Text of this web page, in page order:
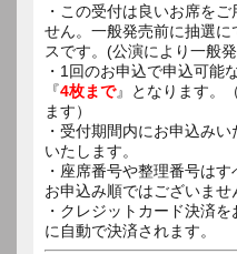
・この受付は良いお席を
せん。一般発売前に抽選
スです。(公演により一般
・1回のお申込で申込可能
『4枚まで』となります。
ます）
・受付期間内にお申込み
いたします。
・座席番号や整理番号は
お申込み順ではございませ
・クレジットカード決済
に自動で決済されます。